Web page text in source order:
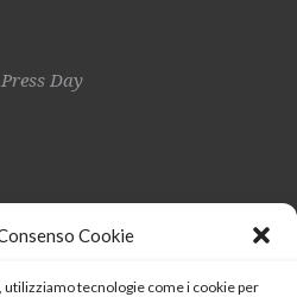
Cookie
tecnologie come i cookie per
Day